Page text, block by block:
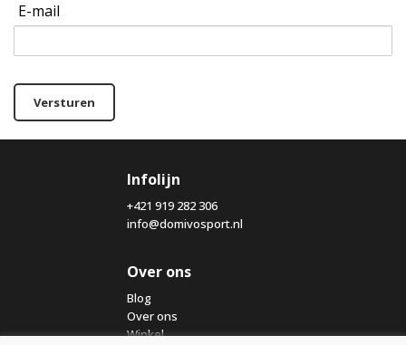
E-mail
Versturen
Infolijn
+421 919 282 306
info@domivosport.nl
Over ons
Blog
Over ons
Winkel